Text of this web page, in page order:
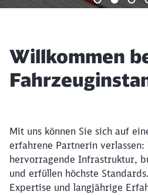
Ende des
Willkommen
Mit uns können Sie sich auf
erfahrene Partnerin
hervorragende Infrastruktur,
und erfüllen höchste
Expertise und langjährige